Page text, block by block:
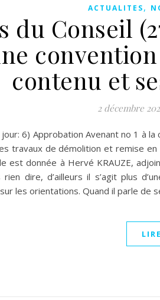
ACTUALITES,
du Conseil
contenu et
2 décembre
6) Approbation Avenant no 1 à
travaux de démolition et remise
est donnée à Hervé KRAUZE,
dire, d’ailleurs il s’agit plus
les orientations. Quand il parle